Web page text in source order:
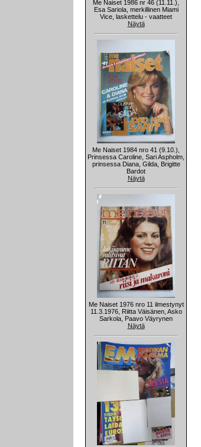
Me Naiset 1986 nr 46 (11.11.),
Esa Sariola, merkillinen Miami
Vice, laskettelu - vaatteet
Näytä
Me Naiset 1984 nro 41 (9.10.),
Prinsessa Caroline, Sari Aspholm,
prinsessa Diana, Gilda, Brigitte
Bardot
Näytä
Me Naiset 1976 nro 11 ilmestynyt
11.3.1976, Riitta Väisänen, Asko
Sarkola, Paavo Väyrynen
Näytä